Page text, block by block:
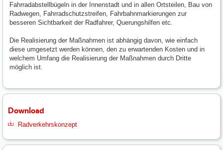
Fahrradabstellbügeln in der Innenstadt und in allen Ortsteilen, Bau von
Radwegen, Fahrradschutzstreifen, Fahrbahnmarkierungen zur
besseren Sichtbarkeit der Radfahrer, Querungshilfen etc.
Die Realisierung der Maßnahmen ist abhängig davon, wie einfach
diese umgesetzt werden können, den zu erwartenden Kosten und in
welchem Umfang die Realisierung der Maßnahmen durch Dritte
möglich ist.
Download
Radverkehrskonzept